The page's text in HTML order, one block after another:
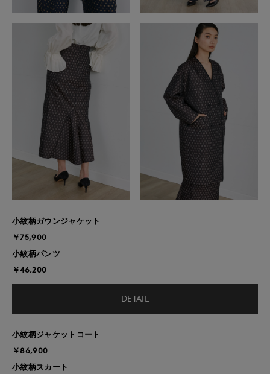
小紋柄ガウンジャケット
￥75,900
小紋柄パンツ
￥46,200
DETAIL
小紋柄ジャケットコート
￥86,900
小紋柄スカート